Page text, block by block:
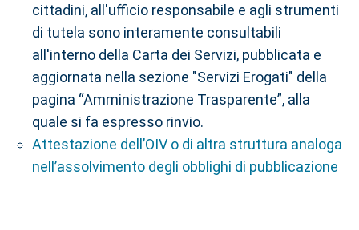
cittadini, all'ufficio responsabile e agli strumenti
di tutela sono interamente consultabili
all'interno della Carta dei Servizi, pubblicata e
aggiornata nella sezione "Servizi Erogati" della
pagina “Amministrazione Trasparente”, alla
quale si fa espresso rinvio.
Attestazione dell’OIV o di altra struttura analoga
nell’assolvimento degli obblighi di pubblicazione